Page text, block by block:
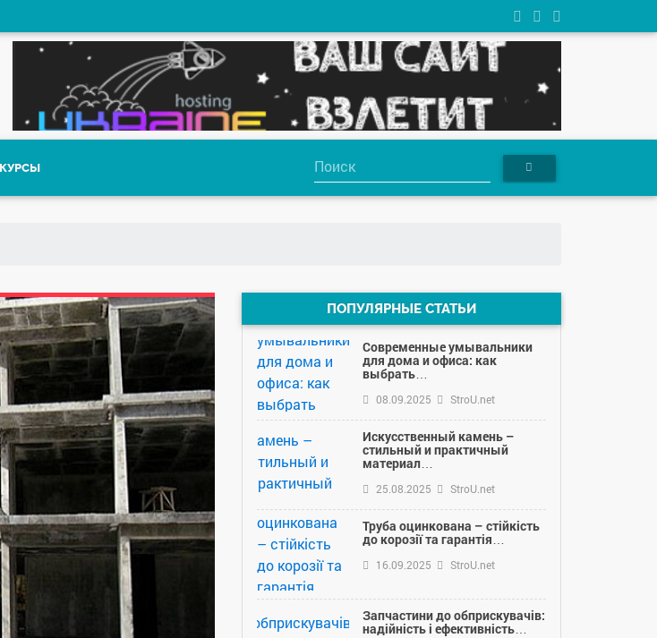
ПОПУЛЯРНЫЕ СТАТЬИ
Современные умывальники
для дома и офиса: как
выбрать…
08.09.2025 StroU.net
Искусственный камень –
стильный и практичный
материал…
25.08.2025 StroU.net
Труба оцинкована – стійкість
до корозії та гарантія…
16.09.2025 StroU.net
Запчастини до обприскувачів:
надійність і ефективність…